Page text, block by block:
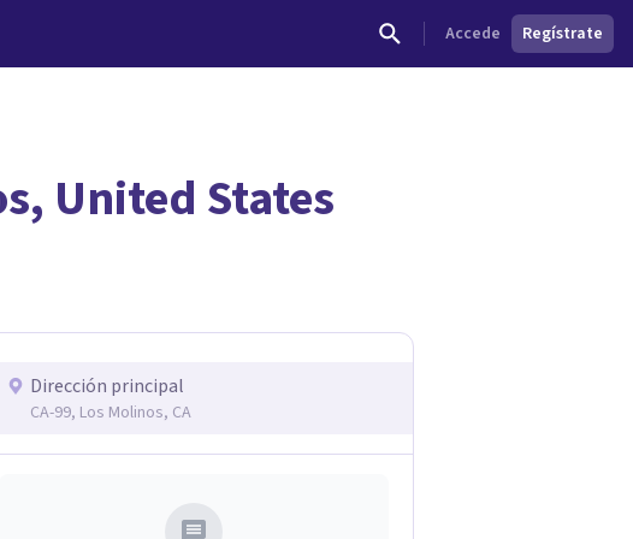
Accede Regístrate
United States
Dirección principal
CA-99, Los Molinos, CA